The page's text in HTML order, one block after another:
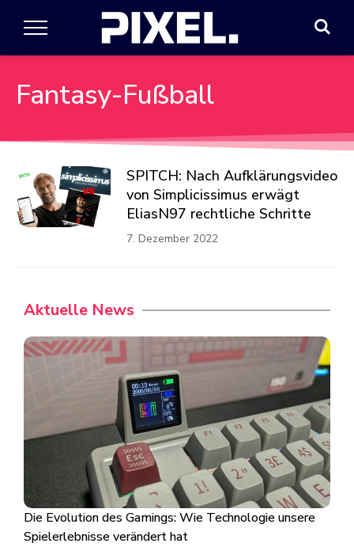
Fantasy-Fußball
SPITCH: Nach Aufklärungsvideo
von Simplicissimus erwägt
EliasN97 rechtliche Schritte
7. Dezember 2022
Aktuelle News
Die Evolution des Gamings: Wie Technologie unsere
Spielerlebnisse verändert hat